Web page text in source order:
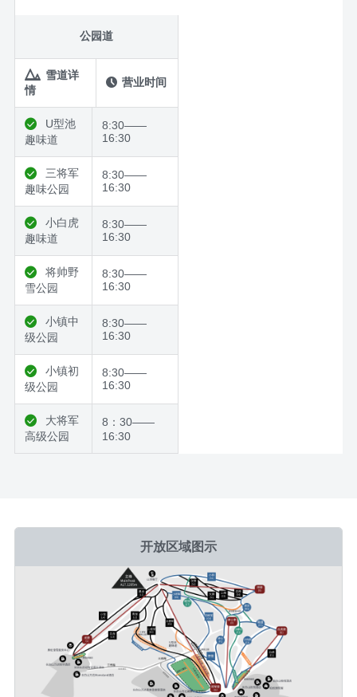
公园道
雪道详
情
营业时间
U型池
趣味道
8:30——
16:30
三将军
趣味公园
8:30——
16:30
小白虎
趣味道
8:30——
16:30
将帅野
雪公园
8:30——
16:30
小镇中
级公园
8:30——
16:30
小镇初
级公园
8:30——
16:30
大将军
高级公园
8：30——
16:30
开放区域图示